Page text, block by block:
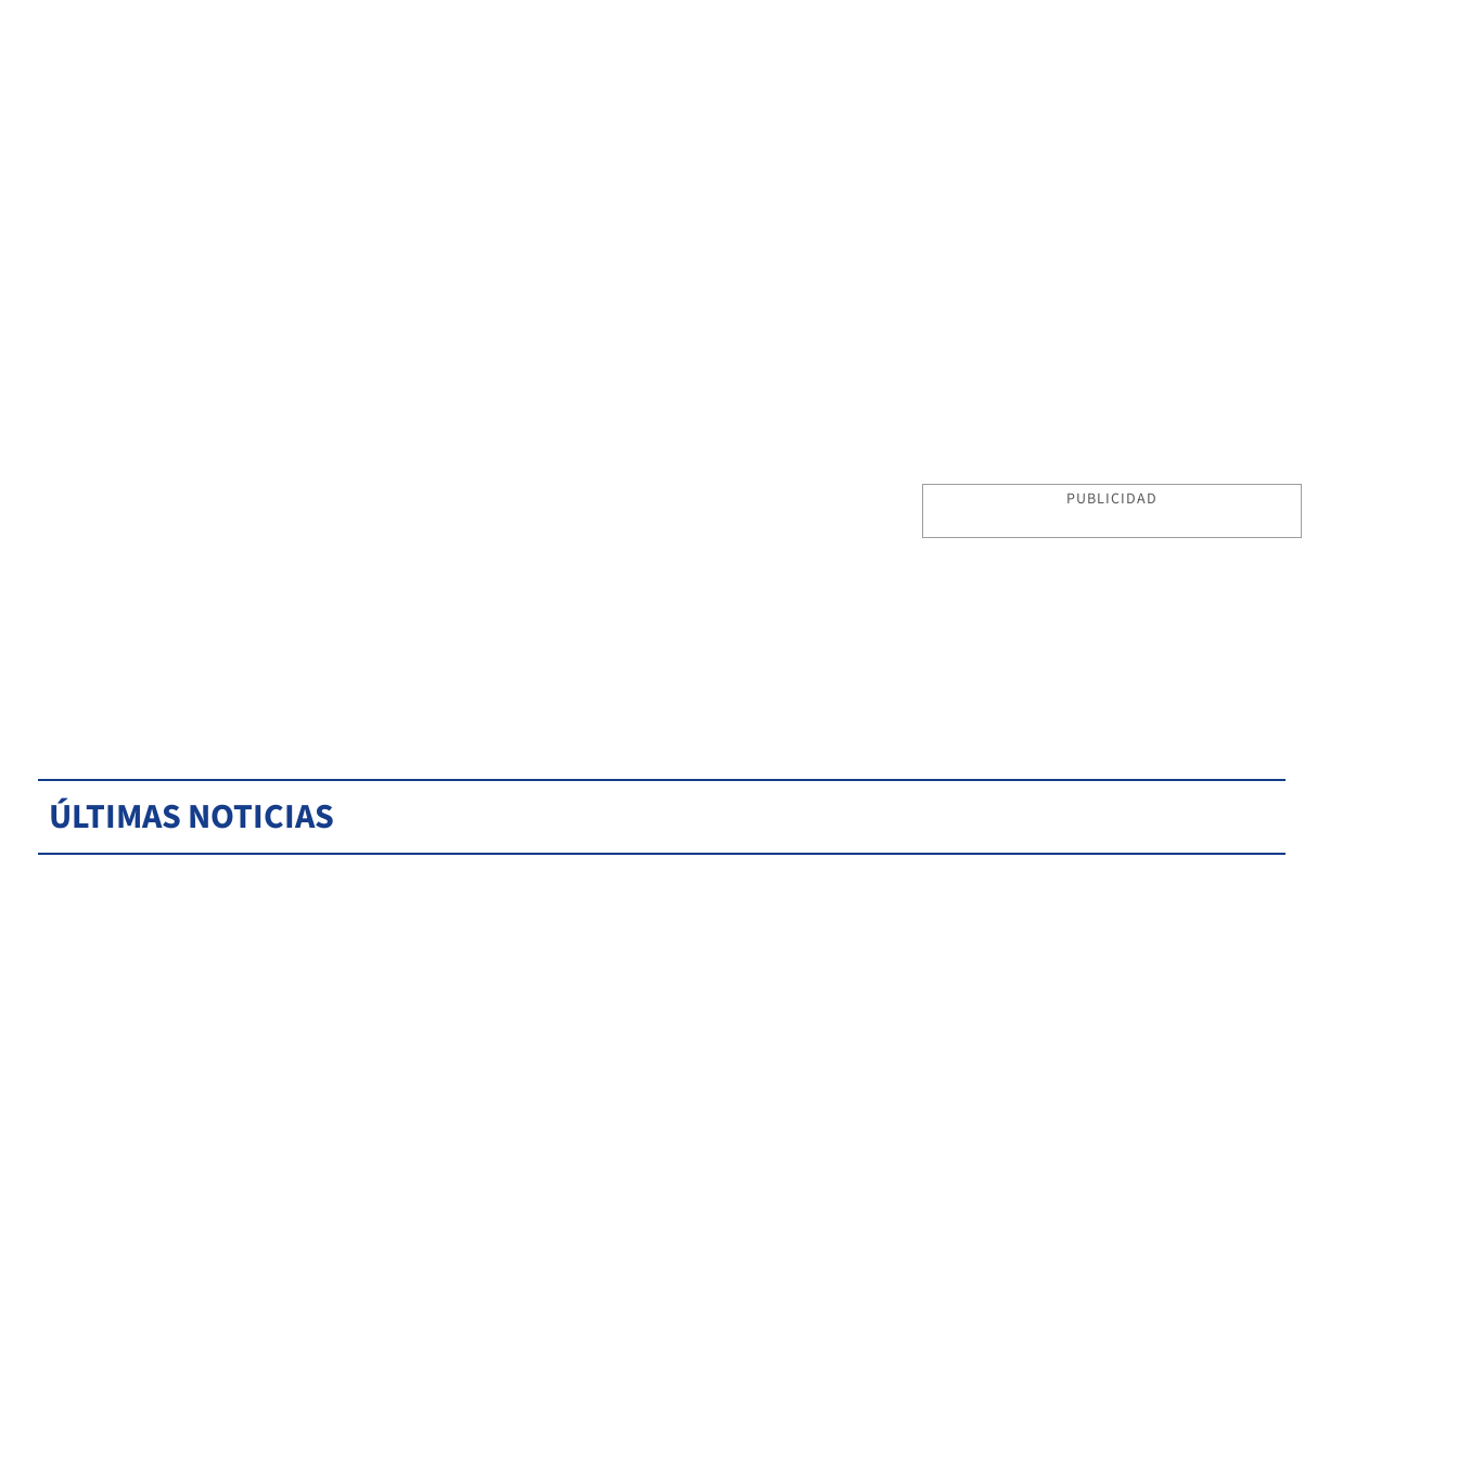
PUBLICIDAD
ÚLTIMAS NOTICIAS